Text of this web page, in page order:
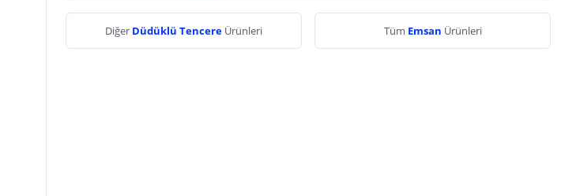
Diğer Düdüklü Tencere Ürünleri Tüm Emsan Ürünleri